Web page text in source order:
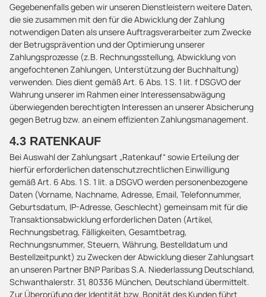
Gegebenenfalls geben wir unseren Dienstleistern weitere Daten,
die sie zusammen mit den für die Abwicklung der Zahlung
notwendigen Daten als unsere Auftragsverarbeiter zum Zwecke
der Betrugsprävention und der Optimierung unserer
Zahlungsprozesse (z.B. Rechnungsstellung, Abwicklung von
angefochtenen Zahlungen, Unterstützung der Buchhaltung)
verwenden. Dies dient gemäß Art. 6 Abs. 1 S. 1 lit. f DSGVO der
Wahrung unserer im Rahmen einer Interessensabwägung
überwiegenden berechtigten Interessen an unserer Absicherung
gegen Betrug bzw. an einem effizienten Zahlungsmanagement.
4.3 RATENKAUF
Bei Auswahl der Zahlungsart „Ratenkauf“ sowie Erteilung der
hierfür erforderlichen datenschutzrechtlichen Einwilligung
gemäß Art. 6 Abs. 1 S. 1 lit. a DSGVO werden personenbezogene
Daten (Vorname, Nachname, Adresse, Email, Telefonnummer,
Geburtsdatum, IP-Adresse, Geschlecht) gemeinsam mit für die
Transaktionsabwicklung erforderlichen Daten (Artikel,
Rechnungsbetrag, Fälligkeiten, Gesamtbetrag,
Rechnungsnummer, Steuern, Währung, Bestelldatum und
Bestellzeitpunkt) zu Zwecken der Abwicklung dieser Zahlungsart
an unseren Partner BNP Paribas S.A. Niederlassung Deutschland,
Schwanthalerstr. 31, 80336 München, Deutschland übermittelt.
Zur Überprüfung der Identität bzw. Bonität des Kunden führt